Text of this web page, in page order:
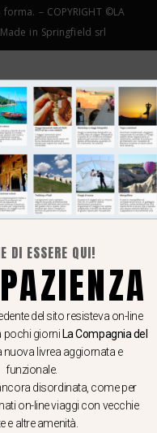
– COPYRIGHT ©LA
Made in Springfield srl
DI ESSERE QUI!
del sito resisteva on-line
pochi giorni La Compagnia del
nuova livrea aggiornata e
funzionale.
disordinata, come per
on-line viaggi con vecchie
e altre amenità.